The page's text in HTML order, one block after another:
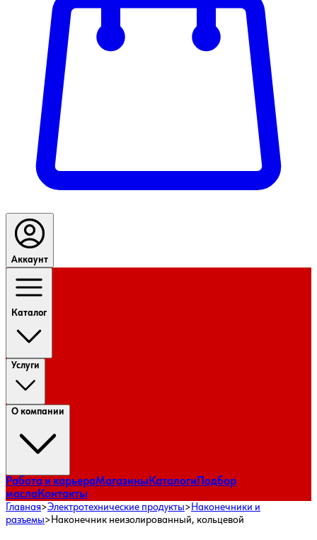
Аккаунт
Каталог
Услуги
О компании
Работа и карьераМагазины Каталоги Подбор
маслаКонтакты
Главная>Электротехнические продукты>Наконечники и
разъемы>Наконечник неизолированный, кольцевой